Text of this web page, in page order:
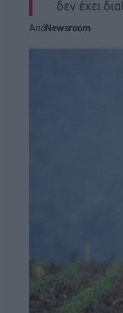
δεν έχει
ΑπόNewsroom